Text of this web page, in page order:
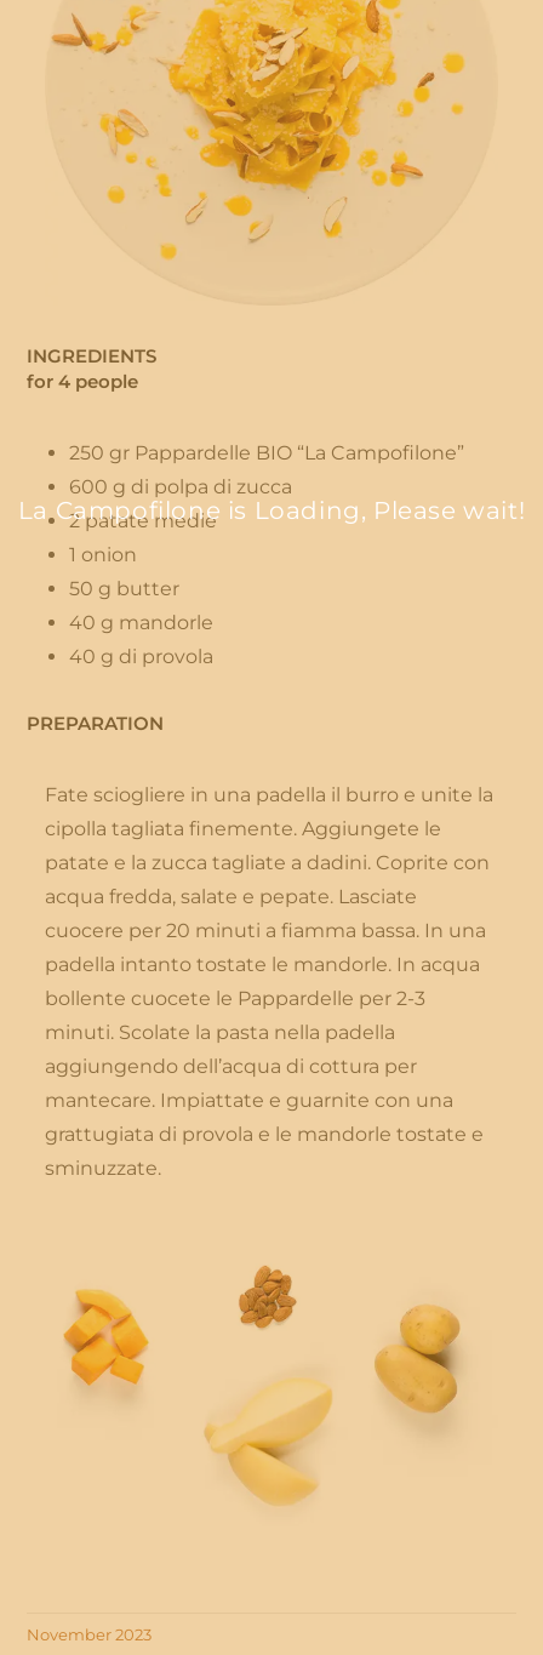
La Campofilone is Loading, Please wait!
INGREDIENTS
for 4 people
250 gr Pappardelle BIO “La Campofilone”
600 g di polpa di zucca
2 patate medie
1 onion
50 g butter
40 g mandorle
40 g di provola
PREPARATION
Fate sciogliere in una padella il burro e unite la
cipolla tagliata finemente. Aggiungete le
patate e la zucca tagliate a dadini. Coprite con
acqua fredda, salate e pepate. Lasciate
cuocere per 20 minuti a fiamma bassa. In una
padella intanto tostate le mandorle. In acqua
bollente cuocete le Pappardelle per 2-3
minuti. Scolate la pasta nella padella
aggiungendo dell’acqua di cottura per
mantecare. Impiattate e guarnite con una
grattugiata di provola e le mandorle tostate e
sminuzzate.
November 2023